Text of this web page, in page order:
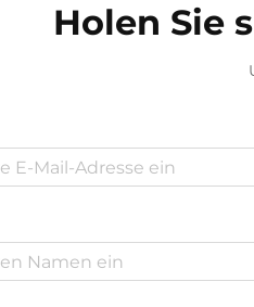
Holen Sie